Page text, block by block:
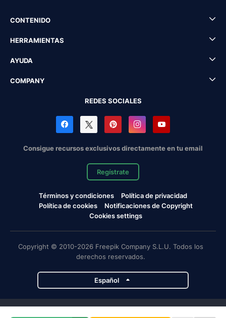
CONTENIDO
HERRAMIENTAS
AYUDA
COMPANY
REDES SOCIALES
Consigue recursos exclusivos directamente en tu email
Regístrate
Términos y condiciones
Política de privacidad
Política de cookies
Notificaciones de Copyright
Cookies settings
Copyright © 2010-2026 Freepik Company S.L.U. Todos los
derechos reservados.
Español